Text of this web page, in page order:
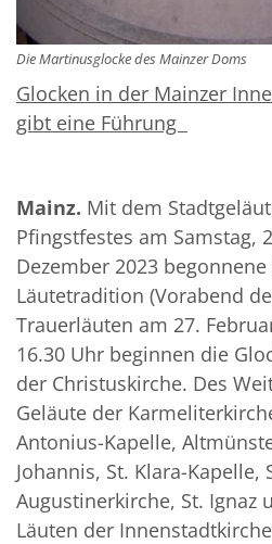
Die Martinusglocke des Mainzer Doms
Glocken in der Mainzer
gibt eine Führung
Mainz. Mit dem
Pfingstfestes am Samstag,
Dezember 2023
Läutetradition (Vorabend
Trauerläuten am 27.
16.30 Uhr beginnen die
der Christuskirche. Des
Geläute der
Antonius-Kapelle,
Johannis, St. Klara-Kapelle,
Augustinerkirche, St. Ignaz
Läuten der